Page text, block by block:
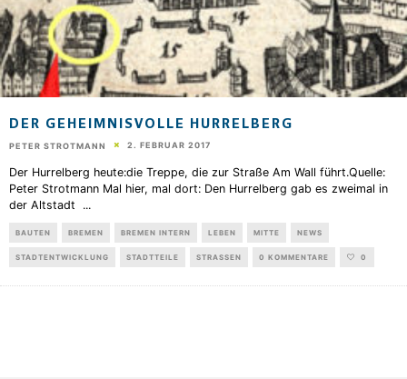
DER GEHEIMNISVOLLE HURRELBERG
PETER STROTMANN 2. FEBRUAR 2017
Der Hurrelberg heute:die Treppe, die zur Straße Am Wall führt.Quelle:
Peter Strotmann Mal hier, mal dort: Den Hurrelberg gab es zweimal in
der Altstadt ...
BAUTEN BREMEN BREMEN INTERN LEBEN MITTE NEWS
STADTENTWICKLUNG STADTTEILE STRASSEN 0 KOMMENTARE 0